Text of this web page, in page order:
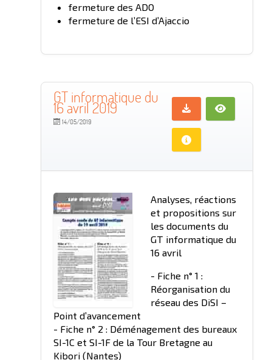
fermeture des ADO
fermeture de l’ESI d’Ajaccio
GT informatique du
16 avril 2019
14/05/2019
Analyses, réactions
et propositions sur
les documents du
GT informatique du
16 avril
- Fiche n° 1 :
Réorganisation du
réseau des DiSI –
Point d’avancement
- Fiche n° 2 : Déménagement des bureaux
SI-1C et SI-1F de la Tour Bretagne au
Kibori (Nantes)